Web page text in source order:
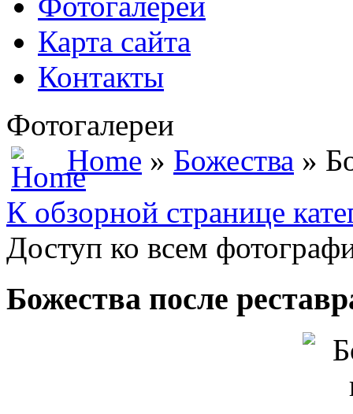
Карта сайта
Контакты
Фотогалереи
Home » Божества »
К обзорной странице
Доступ ко всем
Божества после